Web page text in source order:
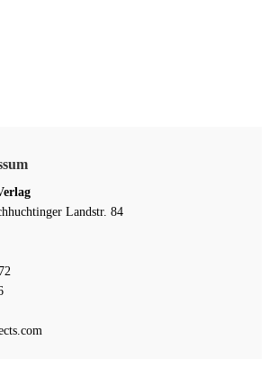
Landstr. 84